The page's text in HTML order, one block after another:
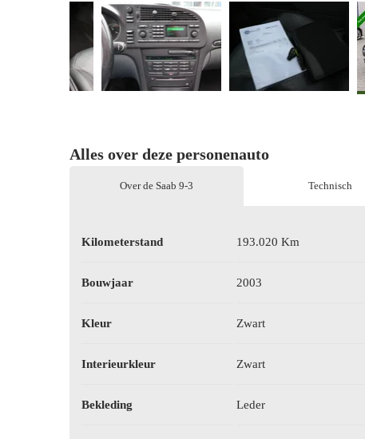
Alles over deze personenauto
Over de Saab 9-3 Technisch
Kilometerstand 193.020 Km
Bouwjaar 2003
Kleur Zwart
Interieurkleur Zwart
Bekleding Leder